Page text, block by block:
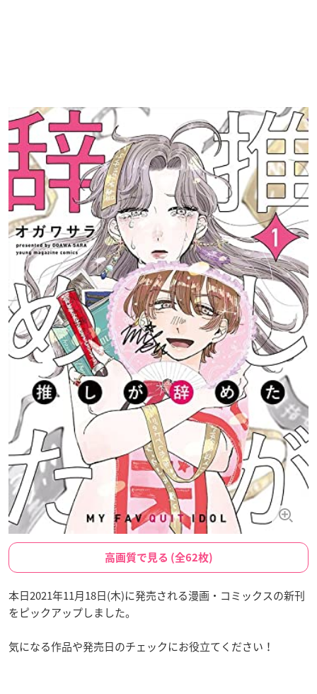
高画質で見る (全62枚)
本日2021年11月18日(木)に発売される漫画・コミックスの新刊
をピックアップしました。
気になる作品や発売日のチェックにお役立てください！